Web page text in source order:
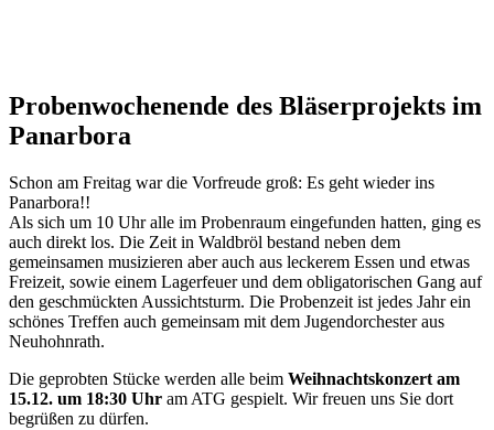
Probenwochenende des Bläserprojekts im
Panarbora
Schon am Freitag war die Vorfreude groß: Es geht wieder ins
Panarbora!!
Als sich um 10 Uhr alle im Probenraum eingefunden hatten, ging es
auch direkt los. Die Zeit in Waldbröl bestand neben dem
gemeinsamen musizieren aber auch aus leckerem Essen und etwas
Freizeit, sowie einem Lagerfeuer und dem obligatorischen Gang auf
den geschmückten Aussichtsturm. Die Probenzeit ist jedes Jahr ein
schönes Treffen auch gemeinsam mit dem Jugendorchester aus
Neuhohnrath.
Die geprobten Stücke werden alle beim Weihnachtskonzert am
15.12. um 18:30 Uhr am ATG gespielt. Wir freuen uns Sie dort
begrüßen zu dürfen.